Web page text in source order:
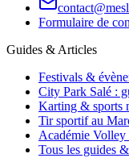
Formulaire de
Guides & Articles
Festivals &
City Park Salé :
Karting & sports
Tir sportif au
Académie Volley
Tous les guides